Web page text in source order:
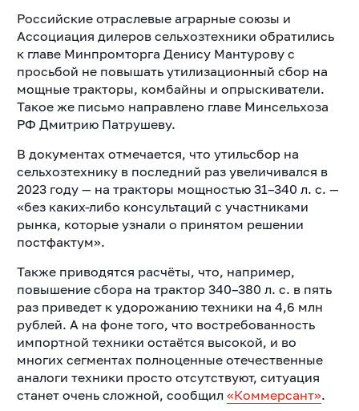
Российские отраслевые аграрные союзы и
Ассоциация дилеров сельхозтехники обратились
к главе Минпромторга Денису Мантурову с
просьбой не повышать утилизационный сбор на
мощные тракторы, комбайны и опрыскиватели.
Такое же письмо направлено главе Минсельхоза
РФ Дмитрию Патрушеву.
В документах отмечается, что утильсбор на
сельхозтехнику в последний раз увеличивался в
2023 году — на тракторы мощностью 31–340 л. с. —
«без каких-либо консультаций с участниками
рынка, которые узнали о принятом решении
постфактум».
Также приводятся расчёты, что, например,
повышение сбора на трактор 340–380 л. с. в пять
раз приведет к удорожанию техники на 4,6 млн
рублей. А на фоне того, что востребованность
импортной техники остаётся высокой, и во
многих сегментах полноценные отечественные
аналоги техники просто отсутствуют, ситуация
станет очень сложной, сообщил «Коммерсант».